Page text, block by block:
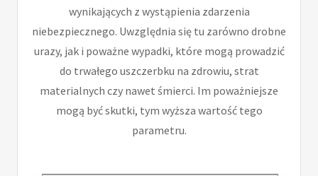
wynikających z wystąpienia zdarzenia
niebezpiecznego. Uwzględnia się tu zarówno drobne
urazy, jak i poważne wypadki, które mogą prowadzić
do trwałego uszczerbku na zdrowiu, strat
materialnych czy nawet śmierci. Im poważniejsze
mogą być skutki, tym wyższa wartość tego
parametru.